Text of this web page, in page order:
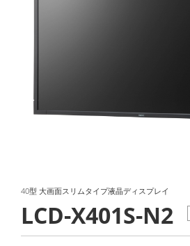
40型 大画面スリムタイプ液晶ディスプレイ
LCD-X401S-N2